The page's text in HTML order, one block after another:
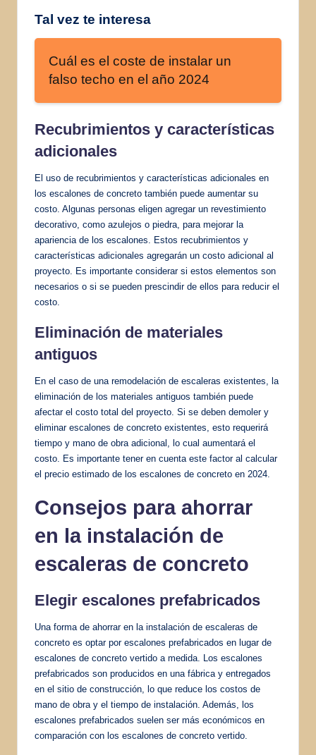
Tal vez te interesa
Cuál es el coste de instalar un
falso techo en el año 2024
Recubrimientos y características
adicionales
El uso de recubrimientos y características adicionales en
los escalones de concreto también puede aumentar su
costo. Algunas personas eligen agregar un revestimiento
decorativo, como azulejos o piedra, para mejorar la
apariencia de los escalones. Estos recubrimientos y
características adicionales agregarán un costo adicional al
proyecto. Es importante considerar si estos elementos son
necesarios o si se pueden prescindir de ellos para reducir el
costo.
Eliminación de materiales
antiguos
En el caso de una remodelación de escaleras existentes, la
eliminación de los materiales antiguos también puede
afectar el costo total del proyecto. Si se deben demoler y
eliminar escalones de concreto existentes, esto requerirá
tiempo y mano de obra adicional, lo cual aumentará el
costo. Es importante tener en cuenta este factor al calcular
el precio estimado de los escalones de concreto en 2024.
Consejos para ahorrar
en la instalación de
escaleras de concreto
Elegir escalones prefabricados
Una forma de ahorrar en la instalación de escaleras de
concreto es optar por escalones prefabricados en lugar de
escalones de concreto vertido a medida. Los escalones
prefabricados son producidos en una fábrica y entregados
en el sitio de construcción, lo que reduce los costos de
mano de obra y el tiempo de instalación. Además, los
escalones prefabricados suelen ser más económicos en
comparación con los escalones de concreto vertido.